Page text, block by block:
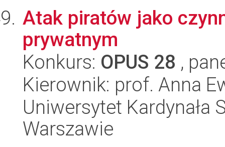
Atak piratów jako
prywatnym
Konkurs: OPUS 28 ,
Kierownik: prof. Anna
Uniwersytet Kardynała
Warszawie